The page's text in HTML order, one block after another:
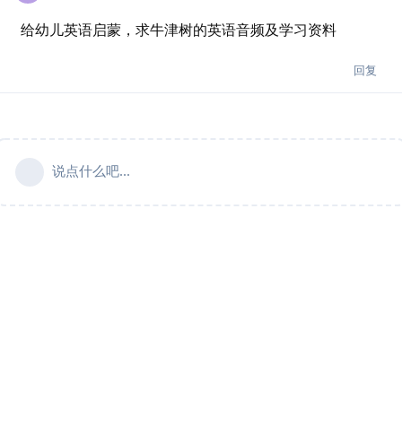
给幼儿英语启蒙，求牛津树的英语音频及学习资料
回复
说点什么吧...